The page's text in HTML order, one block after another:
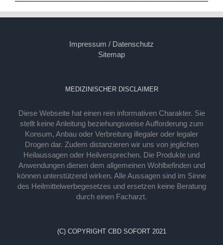
Impressum / Datenschutz
Sitemap
MEDIZINISCHER DISCLAIMER
Diese Webseite hat einen rein informativen Charakter. Sie
stellt keine Anleitung beziehungsweise Aufforderung zum
Konsum, Anbau oder Verbreitung illegaler oder legaler
Drogen dar. Zudem distanzieren wir uns von jeglichen
Heilaussagen oder Heilversprechen. Die Produkte und
Anwendungen dienen dem allgemeinen Wohlbefinden und
können unterstützend wirken. Alle Aussagen sind im Sinne
des Heilmittelwerbegesetzes und ersetzen keine Beratung
durch einen Facharzt.
(C) COPYRIGHT CBD SOFORT 2021